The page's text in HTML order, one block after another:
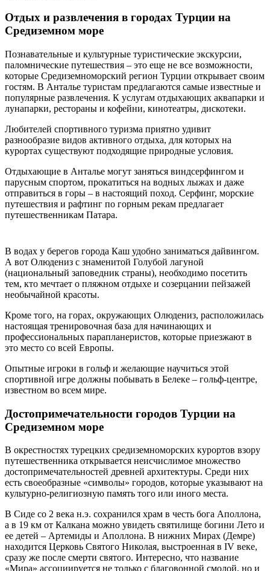
Отдых и развлечения в городах Турции на
Средиземном море
Познавательные и культурные туристические экскурсии,
паломнические путешествия – это еще не все возможности,
которые Средиземноморский регион Турции открывает своим
гостям. В Анталье туристам предлагаются самые известные и
популярные развлечения. К услугам отдыхающих аквапарки и
лунапарки, рестораны и кофейни, кинотеатры, дискотеки.
Любителей спортивного туризма приятно удивит
разнообразие видов активного отдыха, для которых на
курортах существуют подходящие природные условия.
Отдыхающие в Анталье могут заняться виндсерфингом и
парусным спортом, прокатиться на водных лыжах и даже
отправиться в горы – в настоящий поход. Серфинг, морские
путешествия и рафтинг по горным рекам предлагает
путешественникам Патара.
В водах у берегов города Каш удобно заниматься дайвингом.
А вот Олюдениз с знаменитой Голубой лагуной
(национальный заповедник страны), необходимо посетить
тем, кто мечтает о пляжном отдыхе и созерцании пейзажей
необычайной красоты.
Кроме того, на горах, окружающих Олюдениз, расположилась
настоящая тренировочная база для начинающих и
профессиональных парапланеристов, которые приезжают в
это место со всей Европы.
Опытные игроки в гольф и желающие научиться этой
спортивной игре должны побывать в Белеке – гольф-центре,
известном во всем мире.
Достопримечательности городов Турции на
Средиземном море
В окрестностях турецких средиземноморских курортов взору
путешественника открывается неисчислимое множество
достопримечательностей древней архитектуры. Среди них
есть своеобразные «символы» городов, которые указывают на
культурно-религиозную память того или иного места.
В Сиде со 2 века н.э. сохранился храм в честь бога Аполлона,
а в 19 км от Калкана можно увидеть святилище богини Лето и
ее детей – Артемиды и Аполлона. В нижних Мирах (Демре)
находится Церковь Святого Николая, выстроенная в IV веке,
сразу же после смерти святого. Интересно, что название
«Мира» ассоциируется не только с благовонной смолой, но и